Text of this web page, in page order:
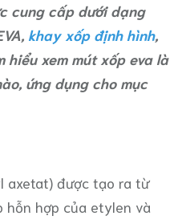
cung cấp dưới dạng
khay xốp định hình,
hiểu xem mút xốp eva là
ứng dụng cho mục
axetat) được tạo ra từ
hợp của etylen và